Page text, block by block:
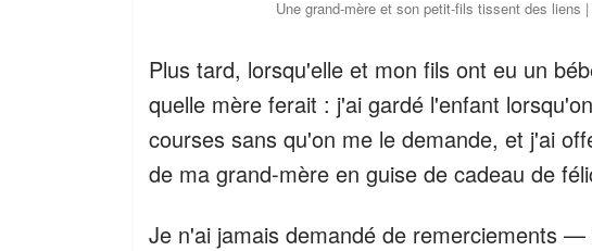
Une grand-mère et son petit-fils tissent des liens
Plus tard, lorsqu'elle et mon fils ont eu un
quelle mère ferait : j'ai gardé l'enfant
courses sans qu'on me le demande, et j'ai
de ma grand-mère en guise de cadeau de
Je n'ai jamais demandé de remerciements